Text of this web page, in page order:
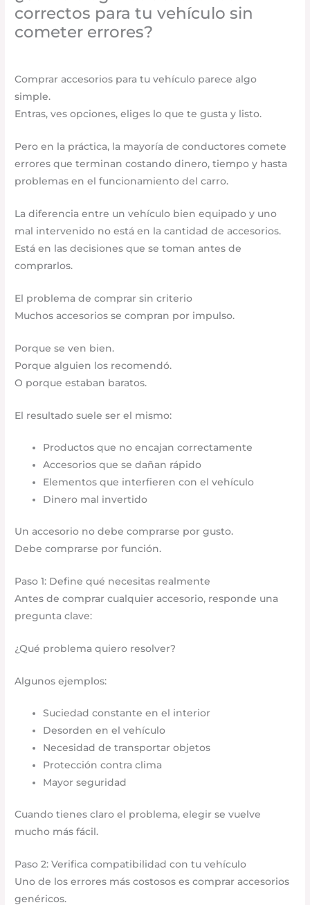
correctos para tu vehículo sin
cometer errores?
Comprar accesorios para tu vehículo parece algo
simple.
Entras, ves opciones, eliges lo que te gusta y listo.
Pero en la práctica, la mayoría de conductores comete
errores que terminan costando dinero, tiempo y hasta
problemas en el funcionamiento del carro.
La diferencia entre un vehículo bien equipado y uno
mal intervenido no está en la cantidad de accesorios.
Está en las decisiones que se toman antes de
comprarlos.
El problema de comprar sin criterio
Muchos accesorios se compran por impulso.
Porque se ven bien.
Porque alguien los recomendó.
O porque estaban baratos.
El resultado suele ser el mismo:
Productos que no encajan correctamente
Accesorios que se dañan rápido
Elementos que interfieren con el vehículo
Dinero mal invertido
Un accesorio no debe comprarse por gusto.
Debe comprarse por función.
Paso 1: Define qué necesitas realmente
Antes de comprar cualquier accesorio, responde una
pregunta clave:
¿Qué problema quiero resolver?
Algunos ejemplos:
Suciedad constante en el interior
Desorden en el vehículo
Necesidad de transportar objetos
Protección contra clima
Mayor seguridad
Cuando tienes claro el problema, elegir se vuelve
mucho más fácil.
Paso 2: Verifica compatibilidad con tu vehículo
Uno de los errores más costosos es comprar accesorios
genéricos.